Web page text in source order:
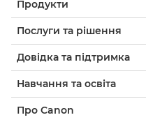
Продукти
Послуги та рішення
Довідка та підтримка
Навчання та освіта
Про Canon